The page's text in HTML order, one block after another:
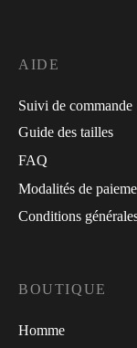
AIDE
Suivi de commande
Guide des tailles
FAQ
Modalités de
Conditions
BOUTIQUE
Homme